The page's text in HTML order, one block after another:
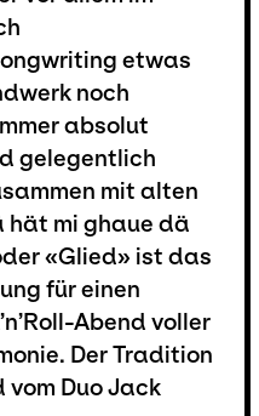
etwas
noch
absolut
gelegentlich
mit alten
hät mi ghaue dä
«Glied» ist das
für einen
Abend voller
Der Tradition
Duo Jack